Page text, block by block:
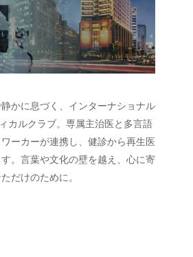
かに息づく、インターナショナル
カルクラブ。専属主治医と多言語
ーカーが連携し、健診から再生医
。言葉や文化の壁を越え、心に寄
だけのために。